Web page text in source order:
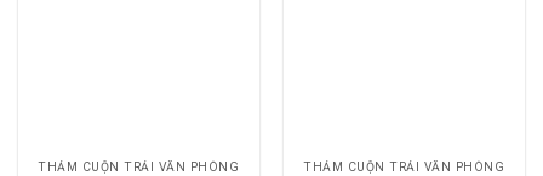
THẢM CUỘN TRẢI VĂN PHÒNG THẢM CUỘN TRẢI VĂN PHÒNG